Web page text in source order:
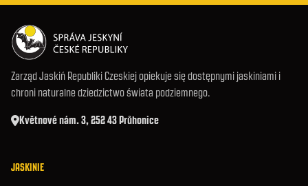
Zarząd Jaskiń Republiki Czeskiej opiekuje się dostępnymi jaskiniami i
chroni naturalne dziedzictwo świata podziemnego.
Květnové nám. 3, 252 43 Průhonice
JASKINIE